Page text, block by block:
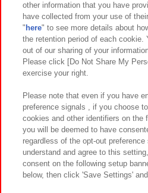
関連会社 サステナビリテ
プライバシーポリシー ウェブア
お取引先さまとともに
カスタマーハラスメント対応方針
©Bandai Namco
other information that you have
have collected from your use of
" here" to see more details about
the retention period of each cookie.
out of our sharing of your
Please click [Do Not Share My
exercise your right.
Please note that even if you have
preference signals , if you choose
cookies and other identifiers on the
you will be deemed to have
regardless of the opt-out
understand and agree to this
consent on the following setup
below, then click 'Save Settings'